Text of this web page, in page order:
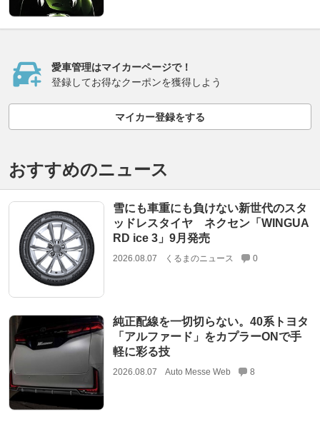
愛車管理はマイカーページで！
登録してお得なクーポンを獲得しよう
マイカー登録をする
おすすめのニュース
雪にも車重にも負けない新世代のスタ
ッドレスタイヤ ネクセン「WINGUA
RD ice 3」9月発売
2026.08.07 くるまのニュース 0
純正配線を一切切らない。40系トヨタ
「アルファード」をカプラーONで手
軽に彩る技
2026.08.07 Auto Messe Web 8